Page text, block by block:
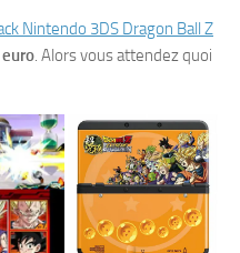
Nintendo 3DS Dragon Ball Z
. Alors vous attendez quoi